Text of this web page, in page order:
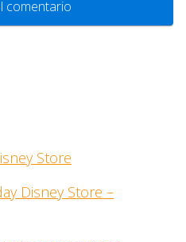
Store
Disney Store –